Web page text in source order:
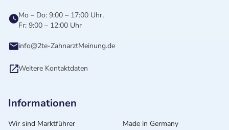
Mo – Do: 9:00 – 17:00 Uhr,
Fr: 9:00 – 12:00 Uhr
info@2te-ZahnarztMeinung.de
Weitere Kontaktdaten
Informationen
Wir sind Marktführer
Made in Germany